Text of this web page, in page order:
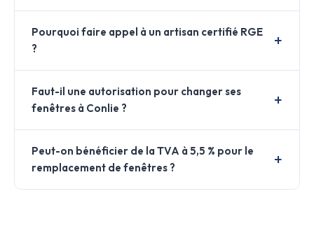
Pourquoi faire appel à un artisan certifié RGE
?
Faut-il une autorisation pour changer ses
fenêtres à Conlie ?
Peut-on bénéficier de la TVA à 5,5 % pour le
remplacement de fenêtres ?